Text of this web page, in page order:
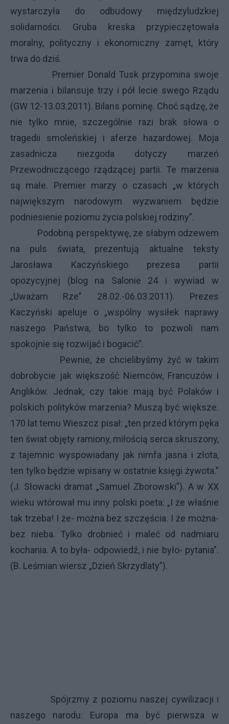
wystarczyła do odbudowy międzyludzkiej
solidarności. Gruba kreska przypieczętowała
moralny, polityczny i ekonomiczny zamęt, który
trwa do dziś.
Premier Donald Tusk przypomina swoje
marzenia i bilansuje trzy i pół lecie swego Rządu
(GW 12-13.03.2011). Bilans pominę. Choć sądzę, że
nie tylko mnie, szczególnie razi brak słowa o
tragedii smoleńskiej i aferze hazardowej. Moja
zasadnicza niezgoda dotyczy marzeń
Przewodniczącego rządzącej partii. Te marzenia
są małe. Premier marzy o czasach „w których
największym narodowym wyzwaniem będzie
podniesienie poziomu życia polskiej rodziny”.
Podobną perspektywę, ze słabym odzewem
na puls świata, prezentują aktualne teksty
Jarosława Kaczyńskiego prezesa partii
opozycyjnej (blog na Salonie 24 i wywiad w
„Uważam Rze” 28.02.-06.03.2011). Prezes
Kaczyński apeluje o „wspólny wysiłek naprawy
naszego Państwa, bo tylko to pozwoli nam
spokojnie się rozwijać i bogacić”.
Pewnie, że chcielibyśmy żyć w takim
dobrobycie jak większość Niemców, Francuzów i
Anglików. Jednak, czy takie mają być Polaków i
polskich polityków marzenia? Muszą być większe.
170 lat temu Wieszcz pisał: „ten przed którym pęka
ten świat objęty ramiony, miłością serca skruszony,
z tajemnic wyspowiadany jak nimfa jasna i złota,
ten tylko będzie wpisany w ostatnie księgi żywota.”
(J. Słowacki dramat „Samuel Zborowski”). A w XX
wieku wtórował mu inny polski poeta: „I że właśnie
tak trzeba! I że- można bez szczęścia. I że można-
bez nieba. Tylko drobnieć i maleć od nadmiaru
kochania. A to była- odpowiedź, i nie było- pytania”.
(B. Leśmian wiersz „Dzień Skrzydlaty”).
Spójrzmy z poziomu naszej cywilizacji i
naszego narodu: Europa ma być pierwsza w